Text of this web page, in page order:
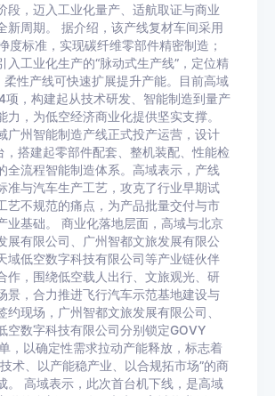
段，迈入工业化量产、适航取证与商业
新周期。 据介绍，该产线复材车间采用
度标准，实现碳纤维零部件精密制造；
入工业化生产的“脉动式生产线”，定位精
柔性产线可快速扩展提升产能。目前高域
项，构建起从技术研发、智能制造到量产
力，为低空经济商业化提供坚实支撑。
广州智能制造产线正式投产运营，设计
搭建起零部件配套、整机装配、性能检
全流程智能制造体系。高域表示，产线
准与汽车生产工艺，攻克了行业早期试
艺不规范的痛点，为产品批量交付与市
业基础。 商业化落地层面，高域与北京
展有限公司、广州智都文旅发展有限公
域低空数字科技有限公司等产业链伙伴
作，围绕低空载人出行、文旅观光、研
景，合力推进飞行汽车示范基地建设与
约现场，广州智都文旅发展有限公司、
空数字科技有限公司分别锁定GOVY
，以确定性需求拉动产能释放，标志着
术、以产能稳产业、以合规拓市场”的商
。 高域表示，此次首台机下线，是高域